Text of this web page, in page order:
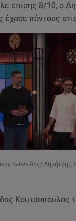
επίσης 8/10, ο
πόντους
Ιωαννίδης/ Δημήτρης
Κουτσόπουλος